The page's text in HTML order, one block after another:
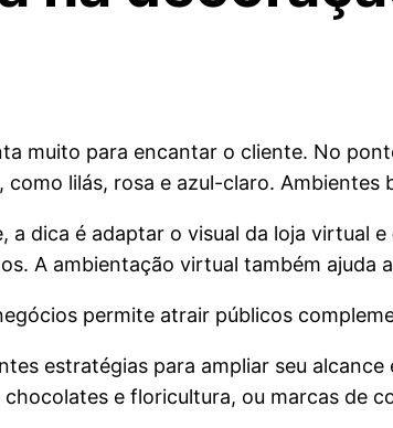
muito para encantar o cliente. No
como lilás, rosa e azul-claro.
a dica é adaptar o visual da loja virtual e
A ambientação virtual também ajuda
permite atrair públicos
estratégias para ampliar seu
e floricultura, ou marcas de